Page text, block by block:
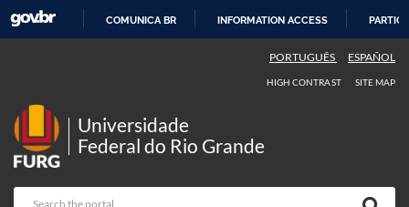
COMUNICA BR INFORMATION ACCESS
PORTUGUÊS ESPAÑOL
HIGH CONTRAST SITE MAP
Universidade
Federal do Rio Grande